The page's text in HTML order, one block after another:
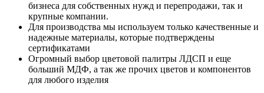
бизнеса для собственных нужд и перепродажи, так и
крупные компании.
Для производства мы используем только качественные и
надежные материалы, которые подтверждены
сертификатами
Огромный выбор цветовой палитры ЛДСП и еще
больший МДФ, а так же прочих цветов и компонентов
для любого изделия